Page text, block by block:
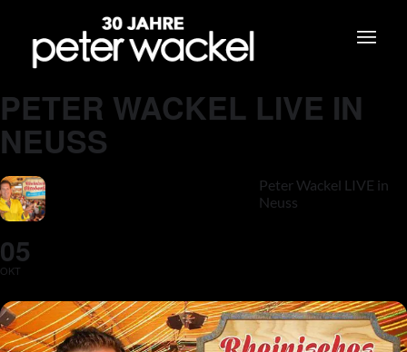
PETER WACKEL LIVE IN
NEUSS
05
OKT
Peter Wackel LIVE in
Neuss